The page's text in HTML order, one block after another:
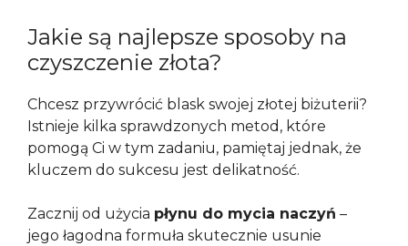
Jakie są najlepsze sposoby na
czyszczenie złota?
Chcesz przywrócić blask swojej złotej biżuterii?
Istnieje kilka sprawdzonych metod, które
pomogą Ci w tym zadaniu, pamiętaj jednak, że
kluczem do sukcesu jest delikatność.
Zacznij od użycia płynu do mycia naczyń –
jego łagodna formuła skutecznie usunie